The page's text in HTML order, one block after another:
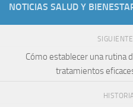
NOTICIAS SALUD Y
Cómo establecer una rutina
tratamientos